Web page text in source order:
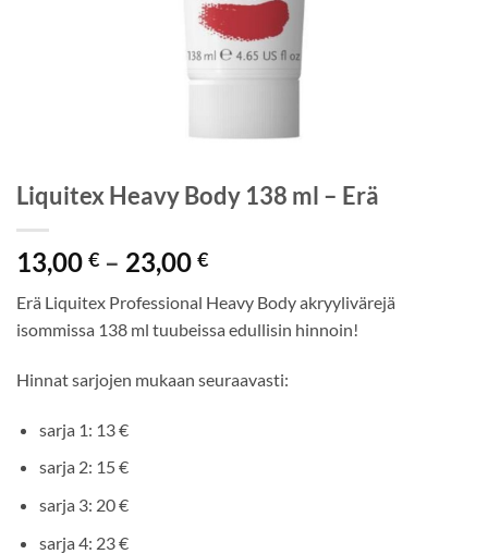
Liquitex Heavy Body 138 ml – Erä
13,00 € – 23,00 €Hintaluokka:
-
23,00 €
Erä Liquitex Professional Heavy Body akryylivärejä
isommissa 138 ml tuubeissa edullisin hinnoin!
Hinnat sarjojen mukaan seuraavasti:
sarja 1: 13 €
sarja 2: 15 €
sarja 3: 20 €
sarja 4: 23 €